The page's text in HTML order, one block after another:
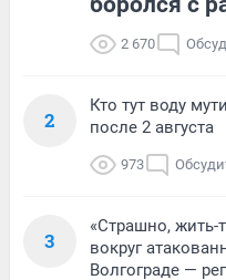
2 670
2
Кто тут воду
после 2 августа
973
3
«Страшно, жить-
вокруг
Волгограде —